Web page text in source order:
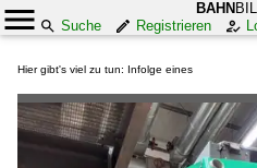
BAHN
Suche
Registrieren
Hier gibt's viel zu tun: Infolge eines